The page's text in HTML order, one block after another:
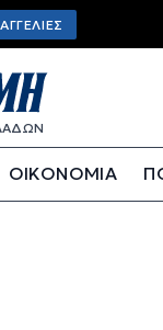
ΑΓΓΕΛΊΕΣ
ΟΙΚΟΝΟΜΙΑ